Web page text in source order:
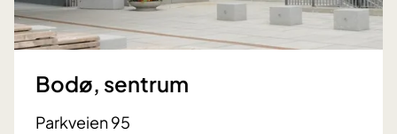
Bodø, sentrum
Parkveien 95